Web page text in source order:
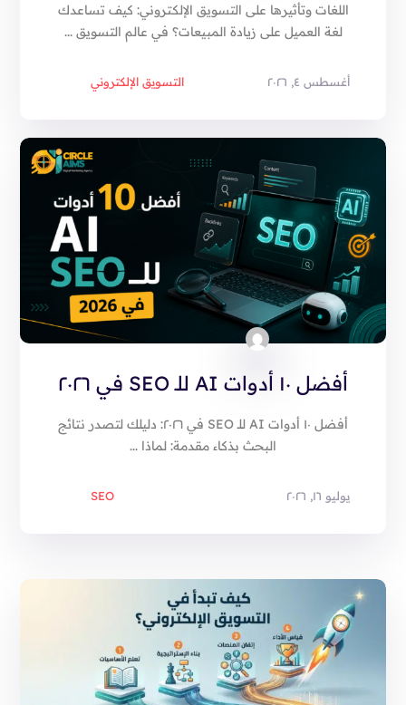
التسويق الإلكتروني أغسطس ٤, ٢٠٢٦
اللغات وتأثيرها على التسويق الإلكتروني: كيف تساعدك
لغة العميل على زيادة المبيعات؟ في عالم التسويق ...
أفضل ١٠ أدوات AI للـ SEO في ٢٠٢٦
SEO يوليو ١٦, ٢٠٢٦
أفضل ١٠ أدوات AI للـ SEO في ٢٠٢٦: دليلك لتصدر نتائج
البحث بذكاء مقدمة: لماذا ...